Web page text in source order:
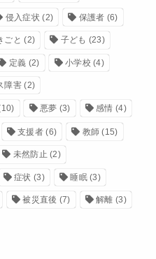
侵入症状 (2) 保護者 (6)
ごと (2) 子ども (23)
定義 (2) 小学校 (4)
障害(2)
悪夢 (3) 感情 (4)
支援者(6) 教師 (15)
未然防止 (2)
症状 (3) 睡眠(3)
被災直後 (7) 解離 (3)